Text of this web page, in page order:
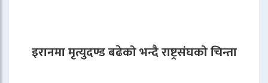
इरानमा मृत्युदण्ड बढेको भन्दै राष्ट्रसंघको चिन्ता